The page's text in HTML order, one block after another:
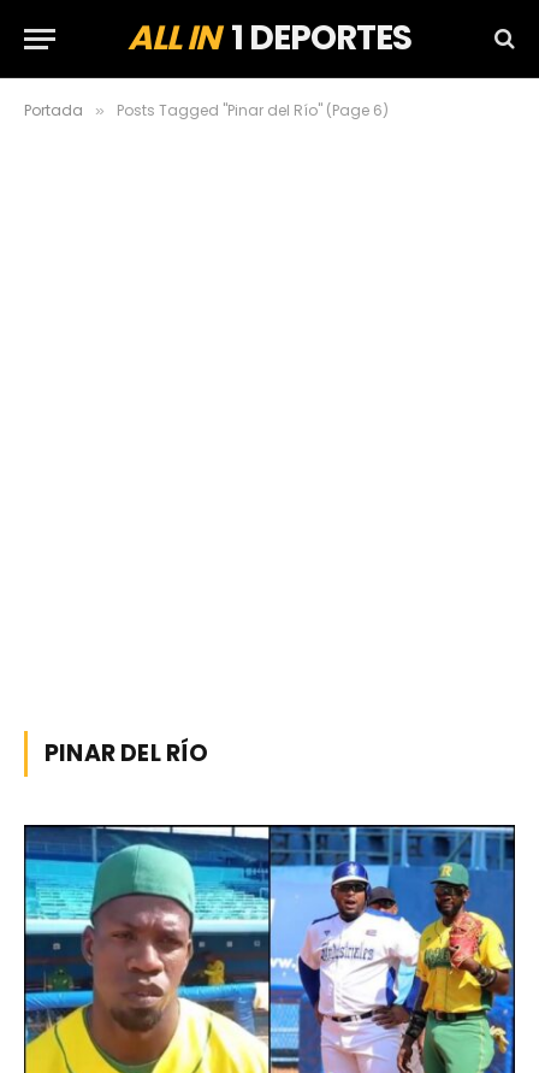
ALL IN1 DEPORTES
Portada » Posts Tagged "Pinar del Río" (Page 6)
PINAR DEL RÍO